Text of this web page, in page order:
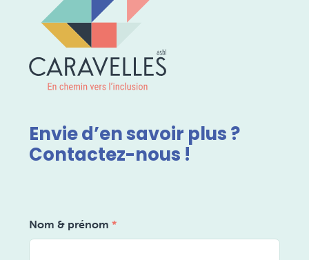
Envie d’en savoir plus ?
Contactez-nous !
Nom & prénom *